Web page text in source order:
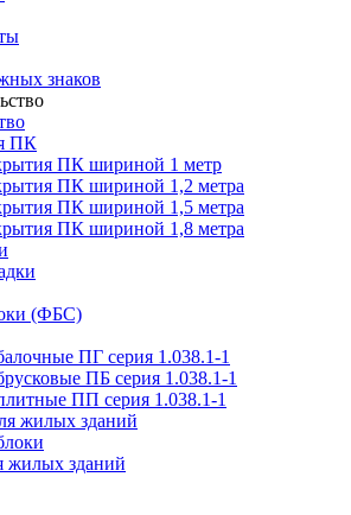
знаков
ПК
ПК шириной 1 метр
ПК шириной 1,2 метра
ПК шириной 1,5 метра
ПК шириной 1,8 метра
(ФБС)
ПГ серия 1.038.1-1
ПБ серия 1.038.1-1
ПП серия 1.038.1-1
жилых зданий
жилых зданий